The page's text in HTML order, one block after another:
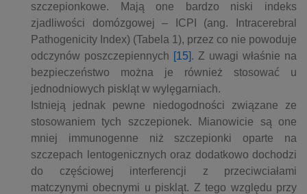
szczepionkowe. Mają one bardzo niski indeks
zjadliwości domózgowej – ICPI (ang. Intracerebral
Pathogenicity Index) (Tabela 1), przez co nie powoduje
odczynów poszczepiennych [15]. Z uwagi właśnie na
bezpieczeństwo można je również stosować u
jednodniowych piskląt w wylęgarniach.
Istnieją jednak pewne niedogodności związane ze
stosowaniem tych szczepionek. Mianowicie są one
mniej immunogenne niż szczepionki oparte na
szczepach lentogenicznych oraz dodatkowo dochodzi
do częściowej interferencji z przeciwciałami
matczynymi obecnymi u piskląt. Z tego względu przy